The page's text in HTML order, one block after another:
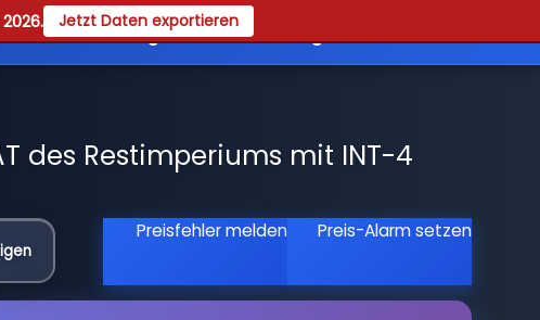
Jetzt Daten exportieren
Guides Registrieren
des Restimperiums mit INT-4
Preisfehler melden Preis-Alarm setzen